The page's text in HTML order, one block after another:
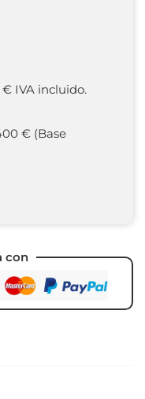
€ IVA incluido.
€ (Base
con